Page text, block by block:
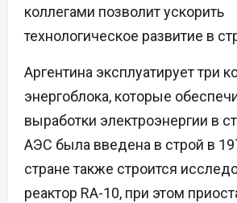
коллегами позволит ускорить
технологическое развитие в
Аргентина эксплуатирует три
энергоблока, которые
выработки электроэнергии в
АЭС была введена в строй в
стране также строится
реактор RA-10, при этом